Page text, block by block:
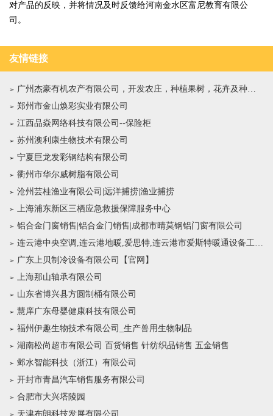
对产品的反映，并将情况及时反馈给河南金水区富尼教育有限公
司。
友情链接
广州杰豪有机农产有限公司，开发农庄，种植果树，花卉及种苗繁殖，禽畜水产养殖及加工
郑州市金山焕彩实业有限公司
江西品焱网络科技有限公司--保险柜
苏州澳利康生物技术有限公司
宁夏巨龙发彩钢结构有限公司
衢州市华尔威树脂有限公司
沧州芸桂渔业有限公司|远洋捕捞|渔业捕捞
上海浦东新区三栖应急救援保障服务中心
铝合金门窗销售|铝合金门销售|成都市晴莫钢铝门窗有限公司
连云港中央空调,连云港地暖,爱思特,连云港市爱斯特暖通设备工程有限公司
广东上贝制冷设备有限公司【官网】
上海那山轴承有限公司
山东省博兴县方圆制桶有限公司
慧庠广东母婴健康科技有限公司
福州伊趣生物技术有限公司_生产兽用生物制品
湖南松尚超市有限公司 百货销售 针纺织品销售 五金销售
邺水智能科技（浙江）有限公司
开封市青昌汽车销售服务有限公司
合肥市大兴塔陵园
天津布朗科技发展有限公司